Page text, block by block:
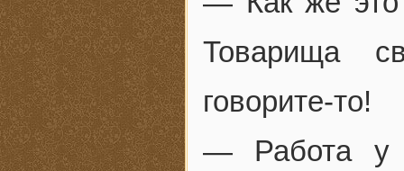
Товарища
говорите-то!
— Работа у